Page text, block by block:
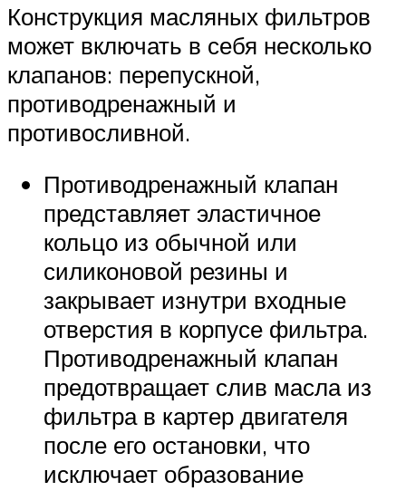
Конструкция масляных фильтров
может включать в себя несколько
клапанов: перепускной,
противодренажный и
противосливной.
Противодренажный клапан
представляет эластичное
кольцо из обычной или
силиконовой резины и
закрывает изнутри входные
отверстия в корпусе фильтра.
Противодренажный клапан
предотвращает слив масла из
фильтра в картер двигателя
после его остановки, что
исключает образование